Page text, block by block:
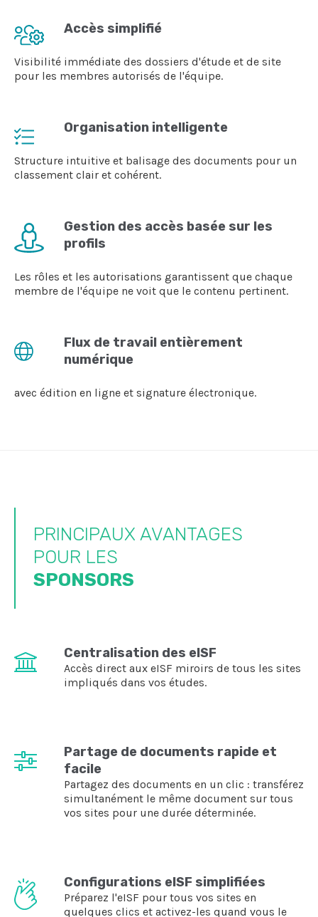
Accès simplifié
Visibilité immédiate des dossiers d'étude et de site
pour les membres autorisés de l'équipe.
Organisation intelligente
Structure intuitive et balisage des documents pour un
classement clair et cohérent.
Gestion des accès basée sur les
profils
Les rôles et les autorisations garantissent que chaque
membre de l'équipe ne voit que le contenu pertinent.
Flux de travail entièrement
numérique
avec édition en ligne et signature électronique.
PRINCIPAUX AVANTAGES
POUR LES
SPONSORS
Centralisation des eISF
Accès direct aux eISF miroirs de tous les sites
impliqués dans vos études.
Partage de documents rapide et
facile
Partagez des documents en un clic : transférez
simultanément le même document sur tous
vos sites pour une durée déterminée.
Configurations eISF simplifiées
Préparez l'eISF pour tous vos sites en
quelques clics et activez-les quand vous le